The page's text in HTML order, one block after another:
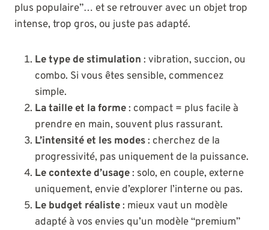
plus populaire”… et se retrouver avec un objet trop
intense, trop gros, ou juste pas adapté.
Le type de stimulation : vibration, succion, ou
combo. Si vous êtes sensible, commencez
simple.
La taille et la forme: compact = plus facile à
prendre en main, souvent plus rassurant.
L’intensité et les modes: cherchez de la
progressivité, pas uniquement de la puissance.
Le contexte d’usage: solo, en couple, externe
uniquement, envie d’explorer l’interne ou pas.
Le budget réaliste: mieux vaut un modèle
adapté à vos envies qu’un modèle “premium”